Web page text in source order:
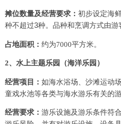
摊位数量及经营要求： 初步设定海
种不超过3种。品种和烹调方式由游
占地面积： 约为7000平方米。
2、水上主题乐园 （海洋乐园）
经营项目： 如海水浴场、沙滩运动
童戏水池等各类与海水游乐有关的游
经营要求： 游乐设施及游乐条件符